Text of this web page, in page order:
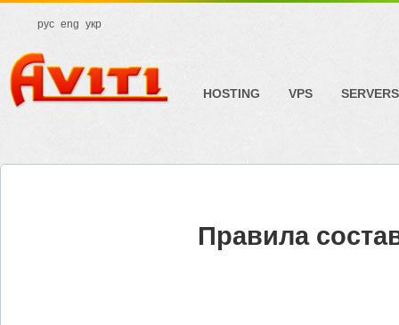
рус eng укр
HOSTING VPS SERVERS
Правила